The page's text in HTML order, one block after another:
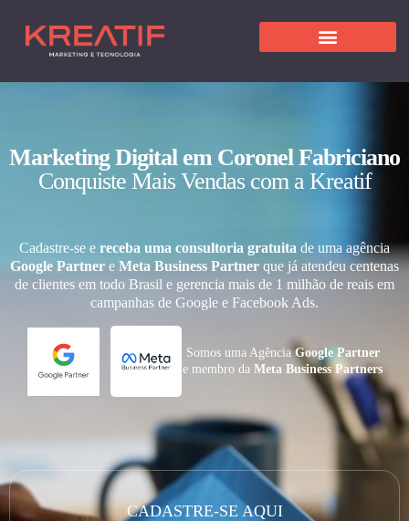
Marketing Digital em Coronel Fabriciano
Conquiste Mais Vendas com a Kreatif
Cadastre-se e receba uma consultoria gratuita de uma agência
Google Partner e Meta Business Partner que já atendeu centenas
de clientes em todo Brasil e gerencia mais de 1 milhão de reais em
campanhas de Google e Facebook Ads.
Somos uma AgênciaGoogle Partner
e membro daMeta Business Partners
CADASTRE-SE AQUI